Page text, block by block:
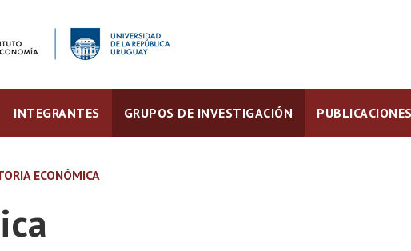
INTEGRANTES GRUPOS DE INVESTIGACIÓN PUBLICACIONES
ECONÓMICA